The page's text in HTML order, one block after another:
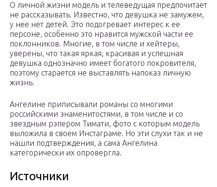
О личной жизни модель и телеведущая предпочитает
не рассказывать. Известно, что девушка не замужем,
у нее нет детей. Это подогревает интерес к ее
персоне, особенно это нравится мужской части ее
поклонников. Многие, в том числе и хейтеры,
уверены, что такая яркая, красивая и успешная
девушка однозначно имеет богатого покровителя,
поэтому старается не выставлять напоказ личную
жизнь.
Ангелине приписывали романы со многими
российскими знаменитостями, в том числе и со
звездным рэпером Тимати, фото с которым модель
выложила в своем Инстаграме. Но эти слухи так и не
нашли подтверждения, а сама Ангелина
категорически их опровергла.
Источники